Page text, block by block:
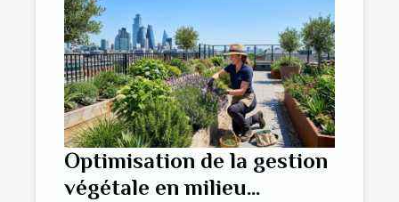
Optimisation de la gestion
végétale en milieu